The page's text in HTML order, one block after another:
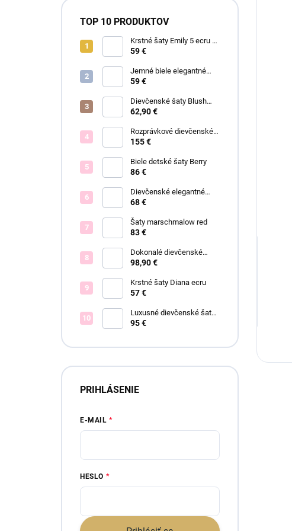
TOP 10 PRODUKTOV
Krstné šaty Emily 5 ecru s
čipkou
59 €
Jemné biele elegantné
šaty Ariel
59 €
Dievčenské šaty Blush
Grace pink
62,90 €
Rozprávkové dievčenské
šaty Fiona
155 €
Biele detské šaty Berry
86 €
Dievčenské elegantné
šaty Lisa
68 €
Šaty marschmalow red
83 €
Dokonalé dievčenské
spoločenské šaty Bianca
98,90 €
Krstné šaty Diana ecru
57 €
Luxusné dievčenské šaty
Blush Bloom
95 €
PRIHLÁSENIE
E-MAIL
HESLO